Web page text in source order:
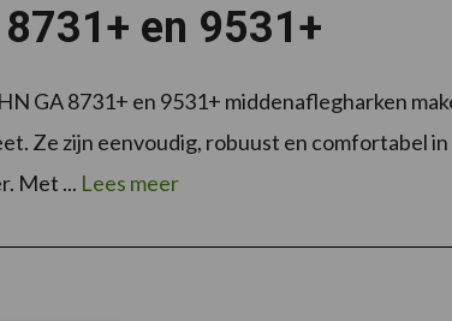
8731+ en 9531+
GA 8731+ en 9531+ middenaflegharken
Ze zijn eenvoudig, robuust en comfortabel
Met ... Lees meer